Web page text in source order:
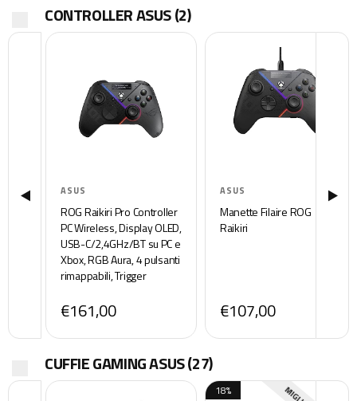
CONTROLLER ASUS(2)
ASUS
ROG Raikiri Pro Controller
PC Wireless, Display OLED,
USB-C/2,4GHz/BT su PC e
Xbox, RGB Aura, 4 pulsanti
rimappabili, Trigger
Regolabile, Jack da 3,5
mm, ESS DAC, Nero
€161,00
ASUS
Manette Filaire ROG
Raikiri
€107,00
CUFFIE GAMING ASUS(27)
18%